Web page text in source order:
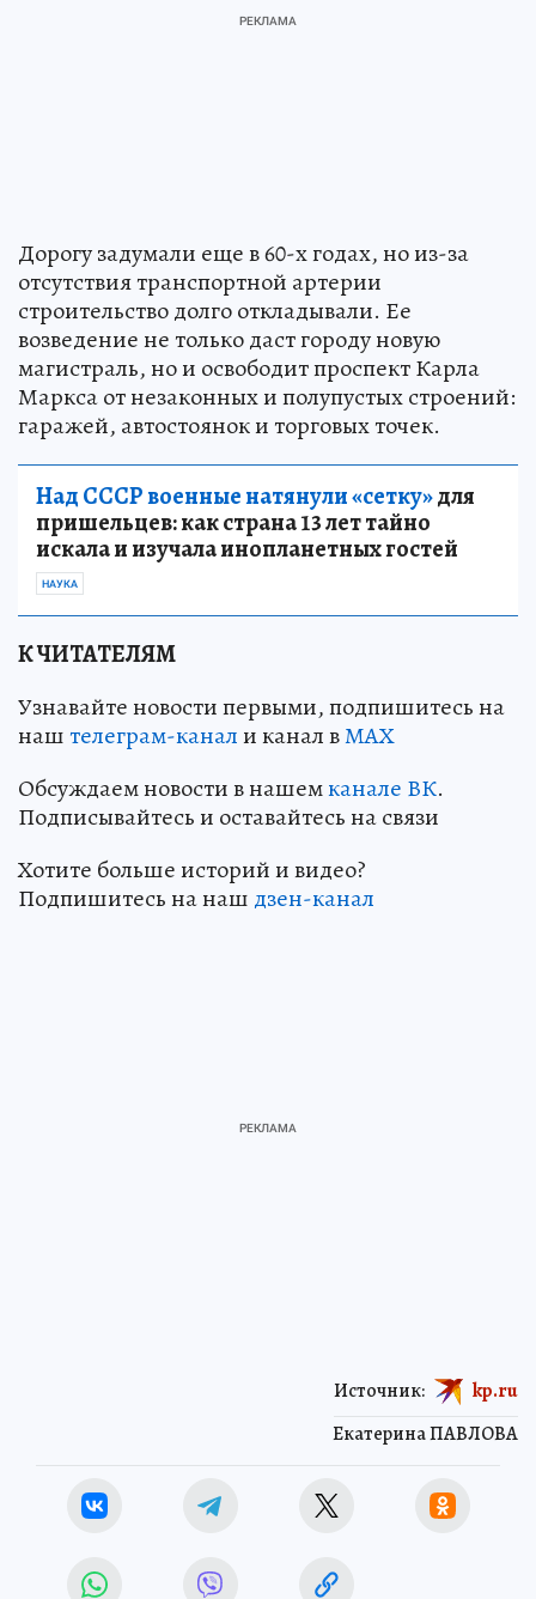
Дорогу задумали еще в 60-х годах, но из-за
отсутствия транспортной артерии
строительство долго откладывали. Ее
возведение не только даст городу новую
магистраль, но и освободит проспект Карла
Маркса от незаконных и полупустых строений:
гаражей, автостоянок и торговых точек.
Над СССР военные натянули «сетку»для
пришельцев: как страна 13 лет тайно
искала и изучала инопланетных гостей
НАУКА
К ЧИТАТЕЛЯМ
Узнавайте новости первыми, подпишитесь на
наштелеграм-канали канал вМАХ
Обсуждаем новости в нашемканале ВК.
Подписывайтесь и оставайтесь на связи
Хотите больше историй и видео?
Подпишитесь на наш дзен-канал
Екатерина ПАВЛОВА
Источник: kp.ru